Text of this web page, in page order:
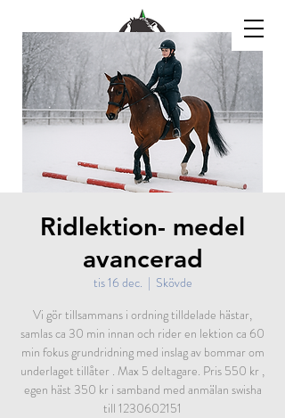
Ridlektion- medel
avancerad
tis 16 dec.
  |
Skövde
Vi gör tillsammans i ordning tilldelade hästar,
samlas ca 30 min innan och rider en lektion ca 60
min fokus grundridning med inslag av bommar om
underlaget tillåter . Max 5 deltagare. Pris 550 kr ,
egen häst 350 kr i samband med anmälan swisha
till 1230602151